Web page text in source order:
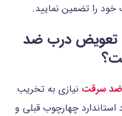
خود را تضمین نمایید.
تعویض درب ضد
سرقت نیازی به تخریب
چهارچوب قبلی و